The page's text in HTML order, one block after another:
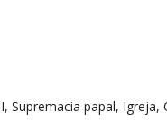
Supremacia papal, Igreja,